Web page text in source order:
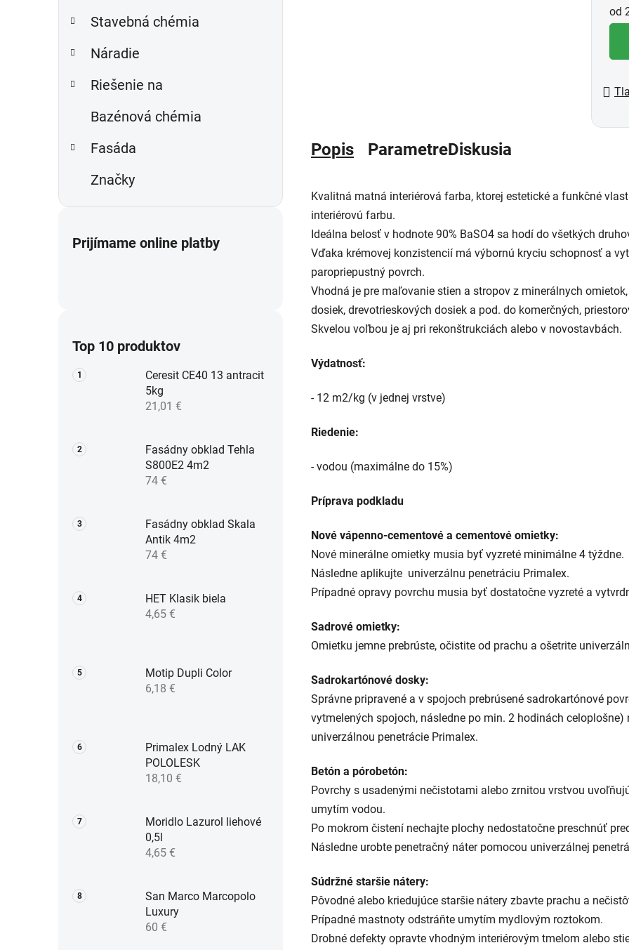
Stavebná chémia
Náradie
Riešenie na
Bazénová chémia
Fasáda
Značky
Prijímame online platby
Top 10 produktov
Ceresit CE40 13 antracit
5kg
21,01 €
Fasádny obklad Tehla
S800E2 4m2
74 €
Fasádny obklad Skala
Antik 4m2
74 €
HET Klasik biela
4,65 €
Motip Dupli Color
6,18 €
Primalex Lodný LAK
POLOLESK
18,10 €
Moridlo Lazurol liehové
0,5l
4,65 €
San Marco Marcopolo
Luxury
60 €
od
Popis ParametreDiskusia
Kvalitná matná interiérová farba, ktorej estetické a funkčné
interiérovú farbu.
Ideálna belosť v hodnote 90% BaSO4 sa hodí do všetkých
Vďaka krémovej konzistencií má výbornú kryciu schopnosť a
paropriepustný povrch.
Vhodná je pre maľovanie stien a stropov z minerálnych
dosiek, drevotrieskových dosiek a pod. do komerčných,
Skvelou voľbou je aj pri rekonštrukciách alebo v novostavbách.
Výdatnosť:
- 12 m2/kg (v jednej vrstve)
Riedenie:
- vodou (maximálne do 15%)
Príprava podkladu
Nové vápenno-cementové a cementové omietky:
Nové minerálne omietky musia byť vyzreté minimálne 4 týždne.
Následne aplikujte univerzálnu penetráciu Primalex.
Prípadné opravy povrchu musia byť dostatočne vyzreté a
Sadrové omietky:
Omietku jemne prebrúste, očistite od prachu a ošetrite
Sadrokartónové dosky:
Správne pripravené a v spojoch prebrúsené sadrokartónové
vytmelených spojoch, následne po min. 2 hodinách
univerzálnou penetrácie Primalex.
Betón a pórobetón:
Povrchy s usadenými nečistotami alebo zrnitou vrstvou
umytím vodou.
Po mokrom čistení nechajte plochy nedostatočne preschnúť
Následne urobte penetračný náter pomocou univerzálnej
Súdržné staršie nátery:
Pôvodné alebo kriedujúce staršie nátery zbavte prachu a
Prípadné mastnoty odstráňte umytím mydlovým roztokom.
Drobné defekty opravte vhodným interiérovým tmelom alebo